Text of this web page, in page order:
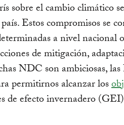
sobre el cambio climático
Estos compromisos se
a nivel
de mitigación,
NDC son ambiciosas,
permitirnos alcanzar los
de efecto invernadero